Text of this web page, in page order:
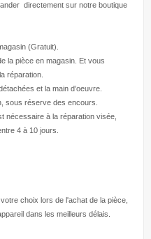
directement sur notre boutique
(Gratuit).
la pièce en magasin. Et vous
réparation.
et la main d’oeuvre
sous réserve des encours.
nécessaire à la réparation visée,
4 à 10 jours.
choix lors de l'achat de la pièce,
dans les meilleurs délais.